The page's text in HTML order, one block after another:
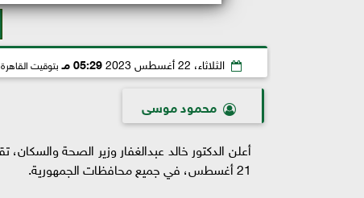
الثلاثاء، 22 أغسطس 2023 05:29 مـ بتوقيت القاهرة
محمود موسى
21 أغسطس، في جميع محافظات الجمهورية.